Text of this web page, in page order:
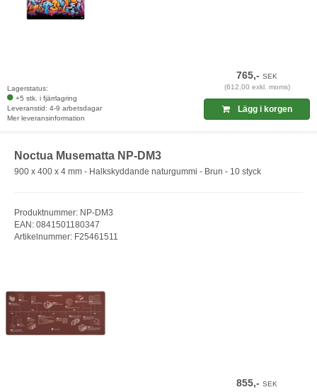
Lagerstatus:
+5 stk. i fjärrlagring
Leveranstid: 4-9 arbetsdagar
Mer leveransinformation
765,-SEK
(612,00 exkl. moms)
Lägg i korgen
Noctua Musematta NP-DM3
900 x 400 x 4 mm - Halkskyddande naturgummi - Brun - 10 styck
Produktnummer: NP-DM3
EAN: 0841501180347
Artikelnummer: F25461511
855,-SEK